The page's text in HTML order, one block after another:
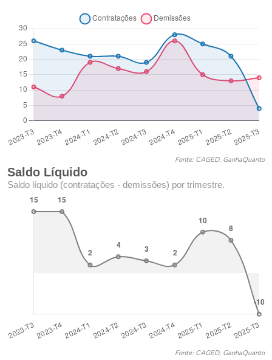
Fonte: CAGED, GanhaQuanto
Saldo Líquido
Saldo líquido (contratações - demissões) por trimestre.
Fonte: CAGED, GanhaQuanto